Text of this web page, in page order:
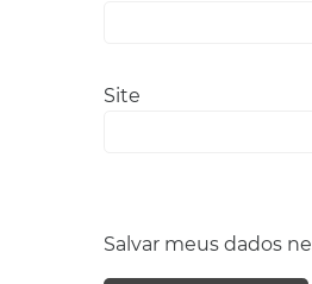
Site
Salvar meus dados